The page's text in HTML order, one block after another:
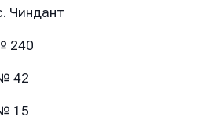
Чиндант
240
42
15